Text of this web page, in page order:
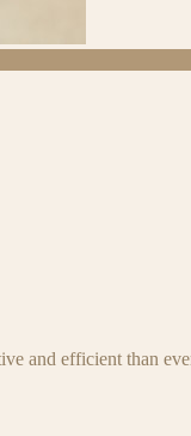
and efficient than